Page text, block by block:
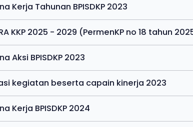
Kerja Tahunan BPISDKP 2023
KKP 2025 - 2029 (PermenKP no 18 tahun
Aksi BPISDKP 2023
kegiatan beserta capain kinerja 2023
Kerja BPISDKP 2024